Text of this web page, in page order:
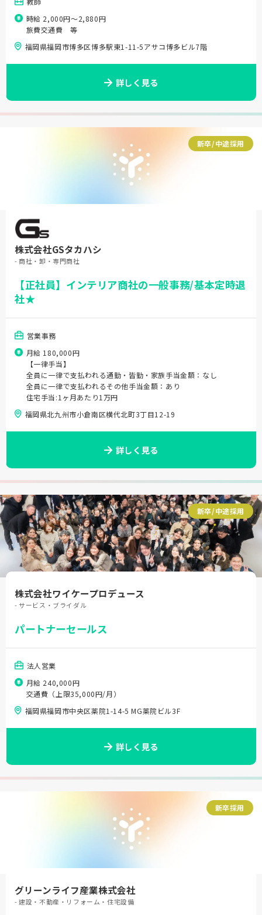
時給 2,000円〜2,880円
旅費交通費 等
福岡県福岡市博多区博多駅東1-11-5アサコ博多ビル7階
詳しく見る
新卒/中途採用
株式会社GSタカハシ
- 商社・卸・専門商社
【正社員】インテリア商社の一般事務/基本定時退
社★
営業事務
月給 180,000円
【一律手当】
全員に一律で支払われる通勤・皆勤・家族手当金額：なし
全員に一律で支払われるその他手当金額：あり
住宅手当:1ヶ月あたり1万円
福岡県北九州市小倉南区横代北町3丁目12-19
詳しく見る
新卒/中途採用
株式会社ワイケープロデュース
- サービス・ブライダル
パートナーセールス
法人営業
月給 240,000円
交通費（上限35,000円/月）
福岡県福岡市中央区薬院1-14-5 MG薬院ビル3F
詳しく見る
新卒採用
グリーンライフ産業株式会社
- 建設・不動産・リフォーム・住宅設備